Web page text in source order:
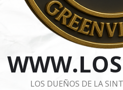
LOS DUEÑOS DE LA